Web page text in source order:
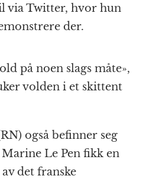
via Twitter, hvor hun
der.
på noen slags måte»,
volden i et skittent
også befinner seg
Le Pen fikk en
det franske